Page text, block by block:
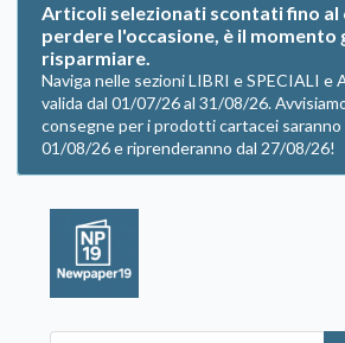
Articoli selezionati scontati fino al
perdere l'occasione, è il momento
risparmiare.
Naviga nelle sezioni LIBRI e SPECIALI e
valida dal 01/07/26 al 31/08/26.
consegne per i prodotti cartacei saranno
01/08/26 e riprenderanno dal 27/08/26!